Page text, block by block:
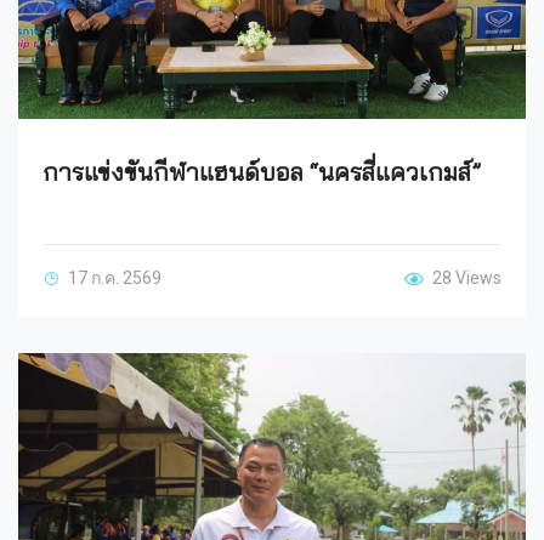
การแข่งขันกีฬาแฮนด์บอล “นครสี่แควเกมส์”
17 ก.ค. 2569 28 Views